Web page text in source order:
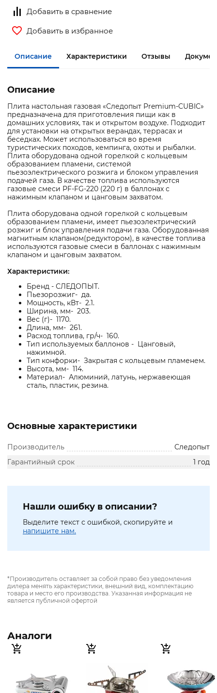
Добавить в сравнение
Добавить в избранное
Описание Характеристики Отзывы
Описание
Плита настольная газовая «Следопыт Premium-CUBIC»
предназначена для приготовления пищи как в
домашних условиях, так и открытом воздухе. Подходит
для установки на открытых верандах, террасах и
беседках. Может использоваться во время
туристических походов, кемпинга, охоты и рыбалки.
Плита оборудована одной горелкой с кольцевым
образованием пламени, системой
пьезоэлектрического розжига и блоком управления
подачей газа. В качестве топлива используются
газовые смеси PF-FG-220 (220 г) в баллонах с
нажимным клапаном и цанговым захватом.
Плита оборудована одной горелкой с кольцевым
образованием пламени, имеет пьезоэлектрический
розжиг и блок управления подачи газа. Оборудованная
магнитным клапаном(редуктором), в качестве топлива
используются газовые смеси в баллонах с нажимным
клапаном и цанговым захватом.
Характеристики:
Бренд - СЛЕДОПЫТ.
Пьезорозжиг- да.
Мощность, кВт- 2.1.
Ширина, мм- 203.
Вес (г)- 1170.
Длина, мм- 261.
Расход топлива, гр/ч- 160.
Тип используемых баллонов - Цанговый,
нажимной.
Тип конфорки- Закрытая с кольцевым пламенем.
Высота, мм- 114.
Материал- Алюминий, латунь, нержавеющая
сталь, пластик, резина.
Основные характеристики
Производитель
Следопыт
Гарантийный срок
1 год
Нашли ошибку в описании?
Выделите текст с ошибкой, скопируйте и
напишите нам.
*Производитель оставляет за собой право без уведомления
дилера менять характеристики, внешний вид, комплектацию
товара и место его производства. Указанная информация не
является публичной офертой
Аналоги